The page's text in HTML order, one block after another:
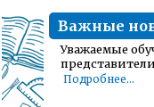
Важные
Уважаемые
Подробнее...